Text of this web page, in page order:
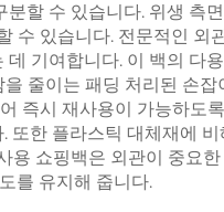
할 수 있습니다. 위생 측
수 있습니다. 전문적인 외
기여합니다. 이 백의 다
줄이는 패딩 처리된 손
즉시 재사용이 가능하도
또한 플라스틱 대체재에 비
용 쇼핑백은 외관이 중요
를 유지해 줍니다.